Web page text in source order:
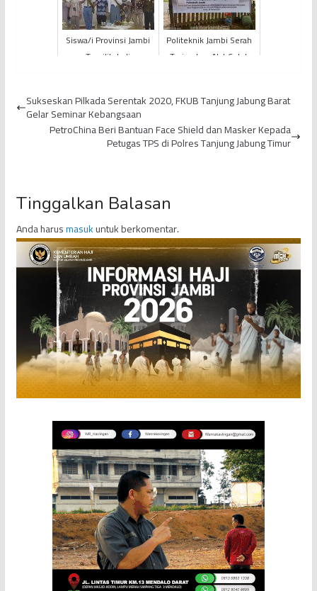
M...
Siswa/i Provinsi Jambi
Terpilih Jadi
Politeknik Jambi Serah
Terimakan Alat Cetak
Dure...
Sukseskan Pilkada Serentak 2020, FKUB Tanjung Jabung Barat
Gelar Seminar Kebangsaan
PetroChina Beri Bantuan Face Shield dan Masker Kepada
Petugas TPS di Polres Tanjung Jabung Timur
Tinggalkan Balasan
Anda harusmasukuntuk berkomentar.